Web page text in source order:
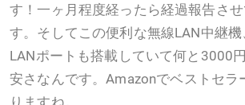
す！一ヶ月程度経ったら経過報告さ
す。そしてこの便利な無線LAN中継機
LANポートも搭載していて何と3000
安さなんです。Amazonでベストセラ
りますね。